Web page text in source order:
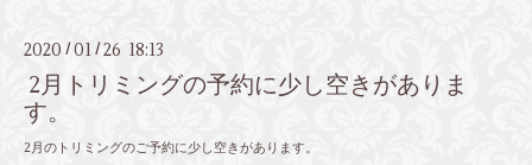
2020 / 01 /26 18:13
2月トリミングの予約に少し空きがありま
す。
2月のトリミングのご予約に少し空きがあります。